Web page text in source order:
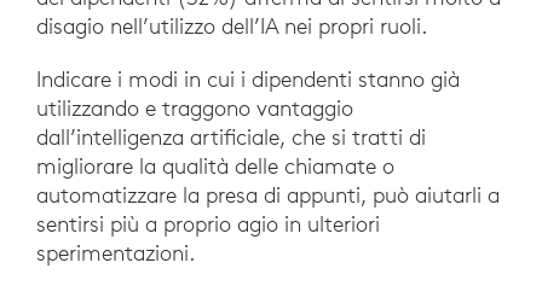
disagio nell’utilizzo dell’IA nei propri ruoli.
Indicare i modi in cui i dipendenti stanno già
utilizzando e traggono vantaggio
dall’intelligenza artificiale, che si tratti di
migliorare la qualità delle chiamate o
automatizzare la presa di appunti, può aiutarli a
sentirsi più a proprio agio in ulteriori
sperimentazioni.